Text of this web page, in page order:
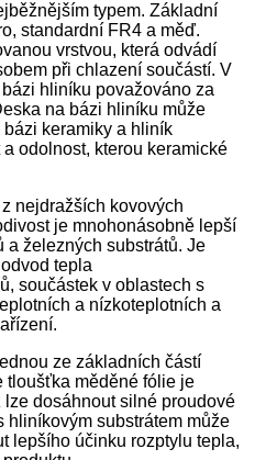
typem. Základní
standardní FR4 a měď.
vrstvou, která odvádí
při chlazení součástí. V
hliníku považováno za
na bázi hliníku může
keramiky a hliník
odolnost, kterou keramické
nejdražších kovových
je mnohonásobně lepší
a železných substrátů. Je
tepla
součástek v oblastech s
a nízkoteplotních a
ze základních částí
tloušťka měděné fólie je
dosáhnout silné proudové
hliníkovým substrátem může
lepšího účinku rozptylu tepla,